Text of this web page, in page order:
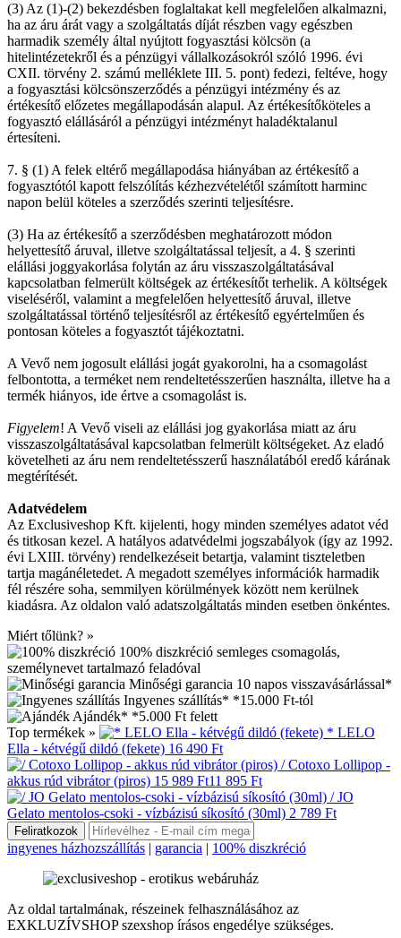
(3) Az (1)-(2) bekezdésben foglaltakat kell megfelelően alkalmazni,
ha az áru árát vagy a szolgáltatás díját részben vagy egészben
harmadik személy által nyújtott fogyasztási kölcsön (a
hitelintézetekről és a pénzügyi vállalkozásokról szóló 1996. évi
CXII. törvény 2. számú melléklete III. 5. pont) fedezi, feltéve, hogy
a fogyasztási kölcsönszerződés a pénzügyi intézmény és az
értékesítő előzetes megállapodásán alapul. Az értékesítőköteles a
fogyasztó elállásáról a pénzügyi intézményt haladéktalanul
értesíteni.
7. § (1) A felek eltérő megállapodása hiányában az értékesítő a
fogyasztótól kapott felszólítás kézhezvételétől számított harminc
napon belül köteles a szerződés szerinti teljesítésre.
(3) Ha az értékesítő a szerződésben meghatározott módon
helyettesítő áruval, illetve szolgáltatással teljesít, a 4. § szerinti
elállási joggyakorlása folytán az áru visszaszolgáltatásával
kapcsolatban felmerült költségek az értékesítőt terhelik. A költségek
viseléséről, valamint a megfelelően helyettesítő áruval, illetve
szolgáltatással történő teljesítésről az értékesítő egyértelműen és
pontosan köteles a fogyasztót tájékoztatni.
A Vevő nem jogosult elállási jogát gyakorolni, ha a csomagolást
felbontotta, a terméket nem rendeltetésszerűen használta, illetve ha a
termék hiányos, ide értve a csomagolást is.
Figyelem! A Vevő viseli az elállási jog gyakorlása miatt az áru
visszaszolgáltatásával kapcsolatban felmerült költségeket. Az eladó
követelheti az áru nem rendeltetésszerű használatából eredő kárának
megtérítését.
Adatvédelem
Az Exclusiveshop Kft. kijelenti, hogy minden személyes adatot véd
és titkosan kezel. A hatályos adatvédelmi jogszabályok (így az 1992.
évi LXIII. törvény) rendelkezéseit betartja, valamint tiszteletben
tartja magánéletedet. A megadott személyes információk harmadik
fél részére soha, semmilyen körülmények között nem kerülnek
kiadásra. Az oldalon való adatszolgáltatás minden esetben önkéntes.
Miért tőlünk? »
100% diszkréció semleges csomagolás,
személynevet tartalmazó feladóval
Minőségi garancia 10 napos visszavásárlással*
Ingyenes szállítás* *15.000 Ft-tól
Ajándék* *5.000 Ft felett
Top termékek »
* LELO
Ella - kétvégű dildó (fekete) 16 490 Ft
/ Cotoxo Lollipop -
akkus rúd vibrátor (piros) 15 989 Ft11 895 Ft
/ JO
Gelato mentolos-csoki - vízbázisú síkosító (30ml) 2 789 Ft
ingyenes házhozszállítás | garancia | 100% diszkréció
Az oldal tartalmának, részeinek felhasználásához az
EXKLUZÍVSHOP szexshop írásos engedélye szükséges.